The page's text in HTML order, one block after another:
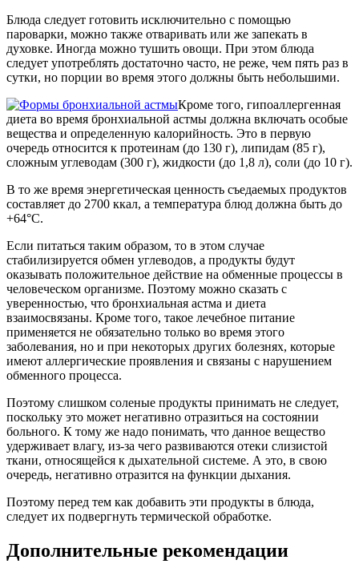
Блюда следует готовить исключительно с помощью
пароварки, можно также отваривать или же запекать в
духовке. Иногда можно тушить овощи. При этом блюда
следует употреблять достаточно часто, не реже, чем пять раз в
сутки, но порции во время этого должны быть небольшими.
Кроме того, гипоаллергенная
диета во время бронхиальной астмы должна включать особые
вещества и определенную калорийность. Это в первую
очередь относится к протеинам (до 130 г), липидам (85 г),
сложным углеводам (300 г), жидкости (до 1,8 л), соли (до 10 г).
В то же время энергетическая ценность съедаемых продуктов
составляет до 2700 ккал, а температура блюд должна быть до
+64°C.
Если питаться таким образом, то в этом случае
стабилизируется обмен углеводов, а продукты будут
оказывать положительное действие на обменные процессы в
человеческом организме. Поэтому можно сказать с
уверенностью, что бронхиальная астма и диета
взаимосвязаны. Кроме того, такое лечебное питание
применяется не обязательно только во время этого
заболевания, но и при некоторых других болезнях, которые
имеют аллергические проявления и связаны с нарушением
обменного процесса.
Поэтому слишком соленые продукты принимать не следует,
поскольку это может негативно отразиться на состоянии
больного. К тому же надо понимать, что данное вещество
удерживает влагу, из-за чего развиваются отеки слизистой
ткани, относящейся к дыхательной системе. А это, в свою
очередь, негативно отразится на функции дыхания.
Поэтому перед тем как добавить эти продукты в блюда,
следует их подвергнуть термической обработке.
Дополнительные рекомендации